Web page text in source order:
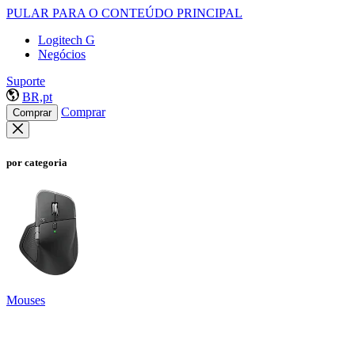
PULAR PARA O CONTEÚDO PRINCIPAL
Logitech G
Negócios
Suporte
BR,pt
Comprar Comprar
por categoria
Mouses